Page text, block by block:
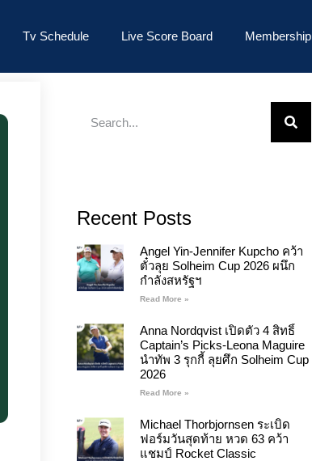
Tv Schedule Live Score Board Membership
Recent Posts
Angel Yin-Jennifer Kupcho คว้า
ตั๋วลุย Solheim Cup 2026 ผนึก
กำลังสหรัฐฯ
Read More »
Anna Nordqvist เปิดตัว 4 สิทธิ์
Captain’s Picks-Leona Maguire
นำทัพ 3 รุกกี้ ลุยศึก Solheim Cup
2026
Read More »
Michael Thorbjornsen ระเบิด
ฟอร์มวันสุดท้าย หวด 63 คว้า
แชมป์ Rocket Classic